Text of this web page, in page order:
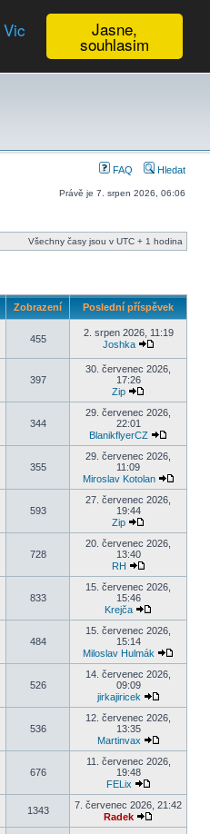
Jasne,
souhlasim
Vic
FAQ Hledat
Právě je 7. srpen 2026, 06:06
Všechny časy jsou v UTC + 1 hodina
Zobrazení Poslední příspěvek
455
2. srpen 2026, 11:19
Joshka
397
30. červenec 2026,
17:26
Zip
344
29. červenec 2026,
22:01
BlanikflyerCZ
355
29. červenec 2026,
11:09
Miroslav Kotolan
593
27. červenec 2026,
19:44
Zip
728
20. červenec 2026,
13:40
RH
833
15. červenec 2026,
15:46
Krejča
484
15. červenec 2026,
15:14
Miloslav Hulmák
526
14. červenec 2026,
09:09
jirkajiricek
536
12. červenec 2026,
13:35
Martinvax
676
11. červenec 2026,
19:48
FELix
1343
7. červenec 2026, 21:42
Radek